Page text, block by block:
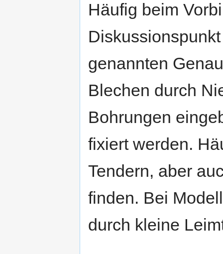
Häufig beim
genannten
Blechen durch
Bohrungen
fixiert werden.
Tendern, aber
finden. Bei
durch kleine